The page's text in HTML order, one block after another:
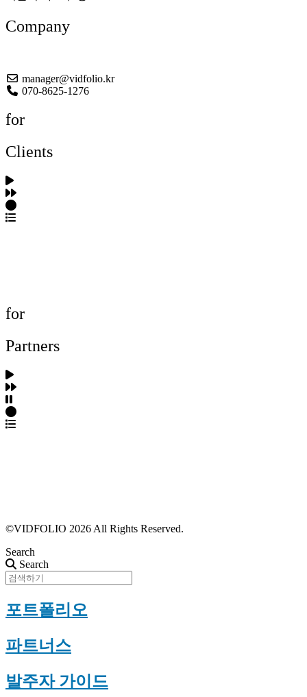
Company
manager@vidfolio.kr
070-8625-1276
for
Clients
for
Partners
©VIDFOLIO 2026 All Rights Reserved.
Search
Search
포트폴리오
파트너스
발주자 가이드